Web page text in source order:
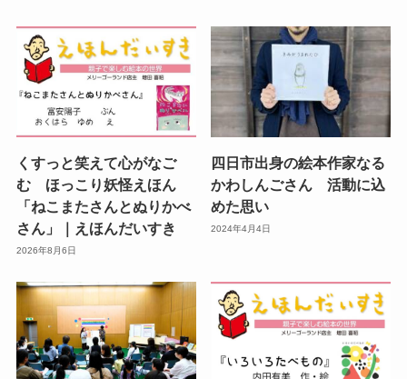
くすっと笑えて心がなご
む ほっこり妖怪えほん
「ねこまたさんとぬりかべ
さん」｜えほんだいすき
2026年8月6日
四日市出身の絵本作家なる
かわしんごさん 活動に込
めた思い
2024年4月4日